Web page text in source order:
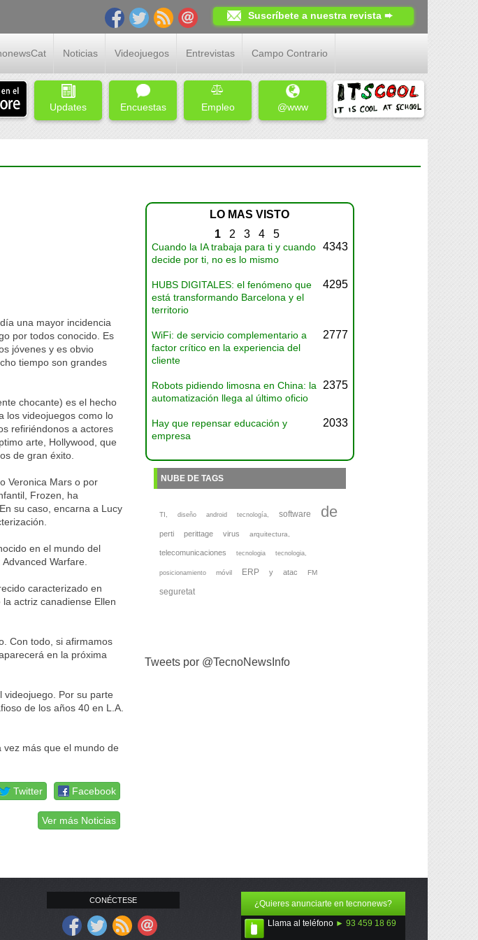
Suscríbete a nuestra revista ➨
Noticias Videojuegos Entrevistas Campo Contrario
Updates Encuestas Empleo @www
una mayor incidencia
por todos conocido. Es
jóvenes y es obvio
tiempo son grandes
chocante) es el hecho
los videojuegos como lo
refiriéndonos a actores
arte, Hollywood, que
de gran éxito.
Veronica Mars o por
Frozen, ha
su caso, encarna a Lucy
en el mundo del
Warfare.
caracterizado en
actriz canadiense Ellen
Con todo, si afirmamos
en la próxima
videojuego. Por su parte
de los años 40 en L.A.
más que el mundo de
Facebook
Twitter
Ver más Noticias
LO MAS VISTO
1 2 3 4 5
Cuando la IA trabaja para ti y cuando
decide por ti, no es lo mismo
4343
HUBS DIGITALES: el fenómeno que
está transformando Barcelona y el
territorio
4295
WiFi: de servicio complementario a
factor crítico en la experiencia del
cliente
2777
Robots pidiendo limosna en China: la
automatización llega al último oficio
2375
Hay que repensar educación y
empresa
2033
NUBE DE TAGS
TI, diseño android tecnología, software de
perti perittage virus arquitectura,
telecomunicaciones tecnologia tecnologia,
posicionamiento móvil ERP y atac FM
seguretat
Tweets por @TecnoNewsInfo
CONÉCTESE
¿Quieres anunciarte en tecnonews?
Llama al teléfono ► 93 459 18 69